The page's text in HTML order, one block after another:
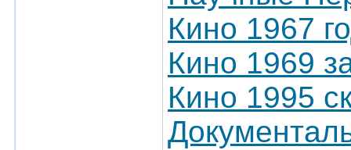
Кино 1967
Кино 1969
Кино 1995